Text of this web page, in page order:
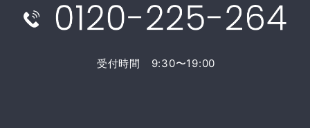
受付時間 9:30〜19:00